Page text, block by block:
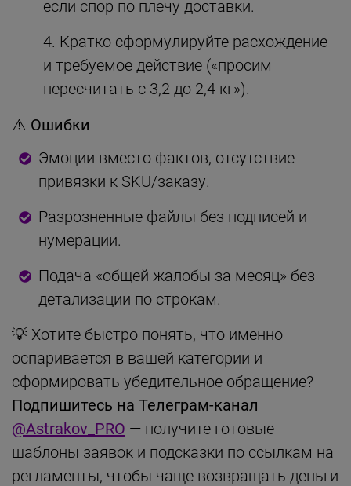
если спор по плечу доставки.
Кратко сформулируйте расхождение
и требуемое действие («просим
пересчитать с 3,2 до 2,4 кг»).
⚠️ Ошибки
Эмоции вместо фактов, отсутствие
привязки к SKU/заказу.
Разрозненные файлы без подписей и
нумерации.
Подача «общей жалобы за месяц» без
детализации по строкам.
💡 Хотите быстро понять, что именно
оспаривается в вашей категории и
сформировать убедительное обращение?
Подпишитесь на Телеграм-канал
@Astrakov_PRO — получите готовые
шаблоны заявок и подсказки по ссылкам на
регламенты, чтобы чаще возвращать деньги